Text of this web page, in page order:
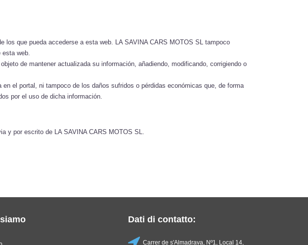
que pueda accederse a esta web. LA SAVINA CARS MOTOS SL tampoco
web.
de mantener actualizada su información, añadiendo, modificando, corrigiendo o
el portal, ni tampoco de los daños sufridos o pérdidas económicas que, de forma
por el uso de dicha información.
y por escrito de LA SAVINA CARS MOTOS SL.
Dati di contatto:
Carrer de s'Almadrava, Nº1, Local 14,